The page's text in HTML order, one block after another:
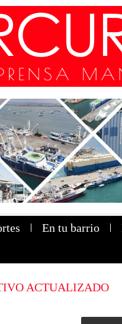
En tu barrio
ACTUALIZADO